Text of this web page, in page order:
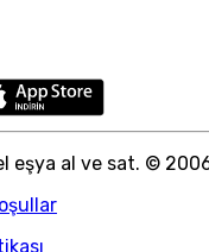
eşya al ve sat. ©